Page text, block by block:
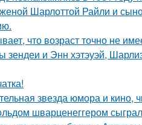
Шарлоттой Райли и
что возраст точно не
зендеи и Энн хэтэуэй,
звезда юмора и кино,
шварценеггером